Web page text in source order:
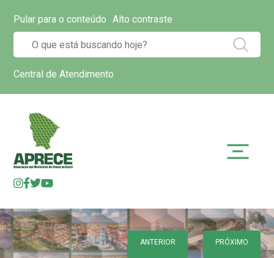
Pular para o conteúdo Alto contraste
Central de Atendimento
ANTERIOR PRÓXIMO